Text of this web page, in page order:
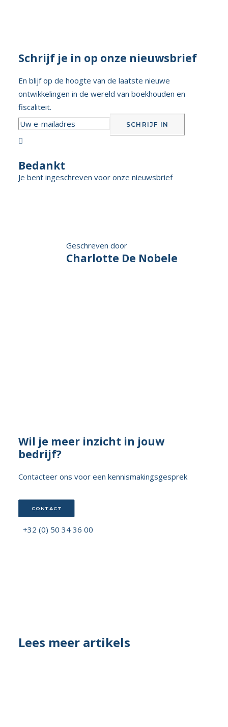
Schrijf je in op onze nieuwsbrief
En blijf op de hoogte van de laatste nieuwe
ontwikkelingen in de wereld van boekhouden en
fiscaliteit.

Bedankt
Je bent ingeschreven voor onze nieuwsbrief
Geschreven door
Charlotte De Nobele
Wil je meer inzicht in jouw
bedrijf?
Contacteer ons voor een kennismakingsgesprek
CONTACT
+32 (0) 50 34 36 00
Lees meer artikels